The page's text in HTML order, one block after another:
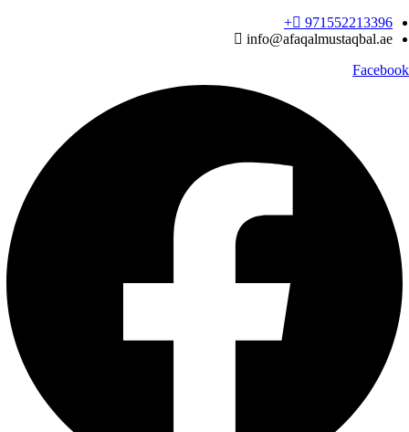
Skip
to
971552213396‬+
info@afaqalmustaqbal.ae
Facebook